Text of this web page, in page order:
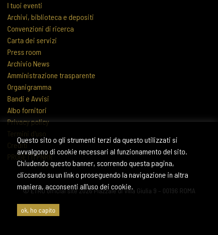
Questo sito o gli strumenti terzi da questo utilizzati si
avvalgono di cookie necessari al funzionamento del sito.
Chiudendo questo banner, scorrendo questa pagina,
cliccando su un link o proseguendo la navigazione in altra
maniera, acconsenti all'uso dei cookie.
ok, ho capito
I tuoi eventi
Archivi, biblioteca e depositi
Convenzioni di ricerca
Carta dei servizi
Press room
Archivio News
Amministrazione trasparente
Organigramma
Bandi e Avvisi
Albo fornitori
Privacy policy
Termini d'uso
Crediti
PROGETTI PNRR
© ETRU official site 2026 Piazzale di Villa Giulia 9 – 00196 ROMA